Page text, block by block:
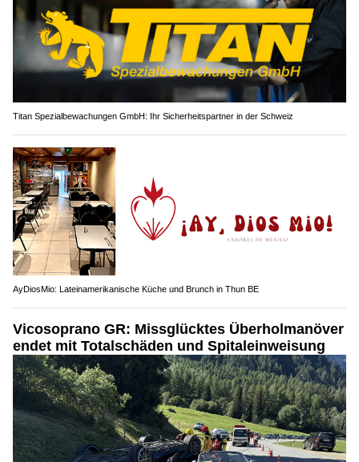
Titan Spezialbewachungen GmbH: Ihr Sicherheitspartner in der Schweiz
AyDiosMio: Lateinamerikanische Küche und Brunch in Thun BE
Vicosoprano GR: Missglücktes Überholmanöver
endet mit Totalschäden und Spitaleinweisung